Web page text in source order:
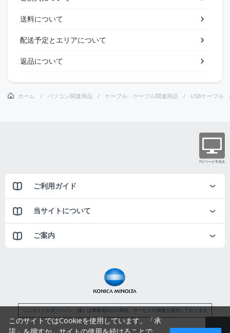
送料について
配送予定とエリアについて
返品について
ホーム パソコン関連用品 ケーブル・ケーブル関連用品 USBケーブル
ご利用ガイド
当サイトについて
ご案内
コニカミノルタジャパン（株）は事業者向けの商品・サービスの情報を提供しております
このサイトではCookieを使用しています。「承